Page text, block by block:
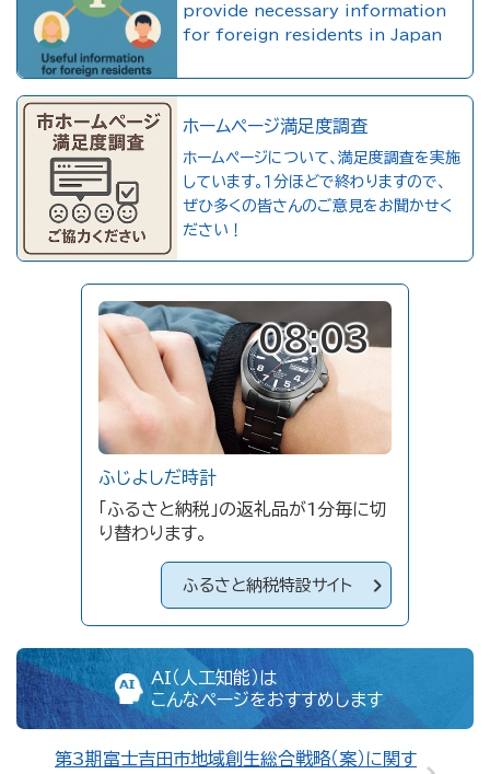
provide necessary information
for foreign residents in Japan
ホームページ満足度調査
ホームページについて、満足度調査を実施
しています。１分ほどで終わりますので、
ぜひ多くの皆さんのご意見をお聞かせく
ださい！
08:03
ふじよしだ時計
「ふるさと納税」の返礼品が1分毎に切
り替わります。
ふるさと納税特設サイト
AI（人工知能）は
こんなページをおすすめします
第3期富士吉田市地域創生総合戦略（案）に関す